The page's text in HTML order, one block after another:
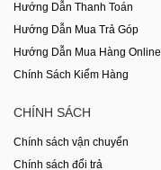
Hướng Dẫn Thanh Toán
Hướng Dẫn Mua Trả Góp
Hướng Dẫn Mua Hàng Online
Chính Sách Kiểm Hàng
CHÍNH SÁCH
Chính sách vận chuyển
Chính sách đổi trả